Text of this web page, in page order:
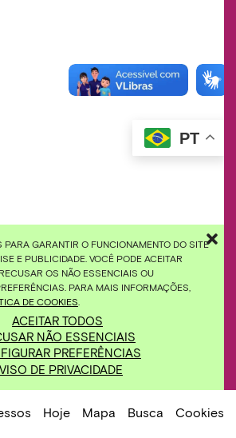
GARANTIR O FUNCIONAMENTO DO SITE
E PUBLICIDADE. VOCÊ PODE ACEITAR
OS NÃO ESSENCIAIS OU
PARA MAIS INFORMAÇÕES,
DE COOKIES
ACEITAR TODOS
NÃO ESSENCIAIS
PREFERÊNCIAS
DE PRIVACIDADE
novidades
PT
Hoje Mapa Busca Cookies